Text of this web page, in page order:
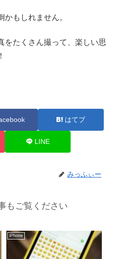
かもしれません。
をたくさん撮って、楽しい思
はてブ
LINE
みっふぃー
もご覧ください
iPhone